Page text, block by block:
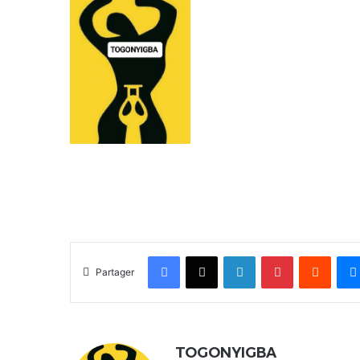
Partager
FacebookX Linkedin PinterestReddit
TOGONYIGBA